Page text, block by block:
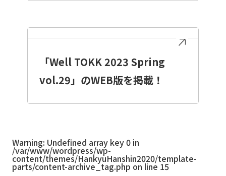
「Well TOKK 2023 Spring
vol.29」のWEB版を掲載！
Warning: Undefined array key 0 in
/var/www/wordpress/wp-
content/themes/HankyuHanshin2020/template-
parts/content-archive_tag.php on line 15